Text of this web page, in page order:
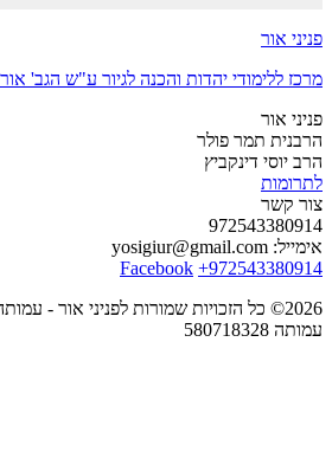
אור
ללימודי יהדות והכנה לגיור ע"ש הגב' אורה
אור
תמר פולר
יוסי דינקביץ
קשר
yosigiur@gmail.com
Facebook
2026© כל הזכויות שמורות לפניני אור -
תקנון שימוש באתר